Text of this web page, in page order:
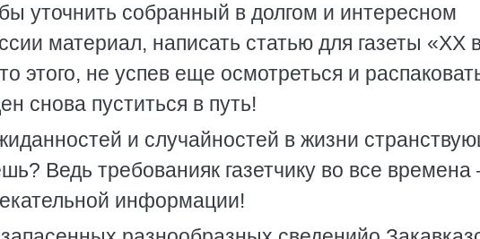
уточнить собранный в долгом и интересном
материал, написать статью для газеты «XX
этого, не успев еще осмотреться и
снова пуститься в путь!
и случайностей в жизни
Ведь требованияк газетчику во все
информации!